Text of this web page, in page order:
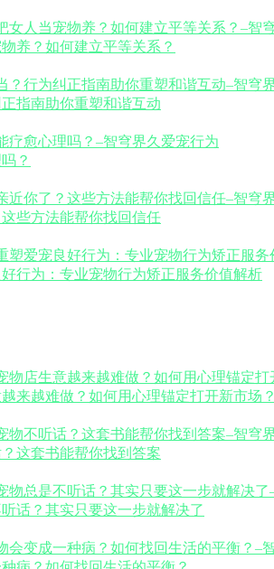
养？如何建立平等关系？
指南助你重塑和谐互动
？
些方法能帮你找回信任
行为：专业宠物行为矫正服务价值解析
来越难做？如何用心理锚定打开新市场？
这套书能帮你找到答案
话？其实只要这一步就解决了